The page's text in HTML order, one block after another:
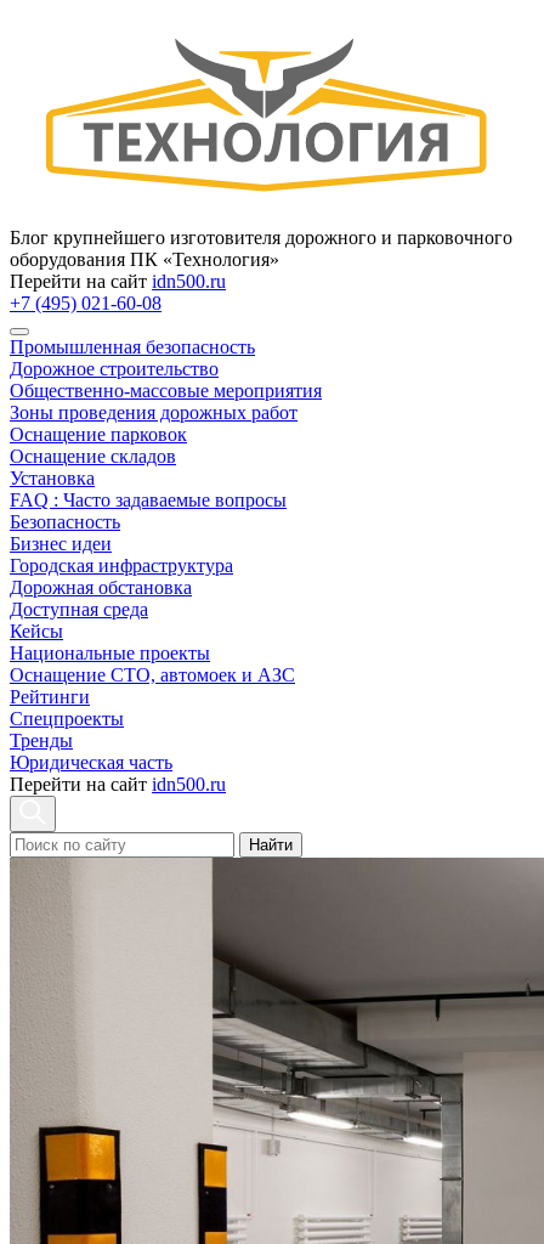
Блог крупнейшего изготовителя дорожного и парковочного
оборудования ПК «Технология»
Перейти на сайт idn500.ru
+7 (495) 021-60-08
Промышленная безопасность
Дорожное строительство
Общественно‑массовые мероприятия
Зоны проведения дорожных работ
Оснащение парковок
Оснащение складов
Установка
FAQ : Часто задаваемые вопросы
Безопасность
Бизнес идеи
Городская инфраструктура
Дорожная обстановка
Доступная среда
Кейсы
Национальные проекты
Оснащение СТО, автомоек и АЗС
Рейтинги
Спецпроекты
Тренды
Юридическая часть
Перейти на сайт idn500.ru
Найти